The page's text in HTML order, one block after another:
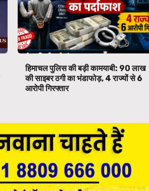
हिमाचल पुलिस की बड़ी कामयाबी: ₹90 लाख
की साइबर ठगी का भंडाफोड़, 4 राज्यों से 6
आरोपी गिरफ्तार